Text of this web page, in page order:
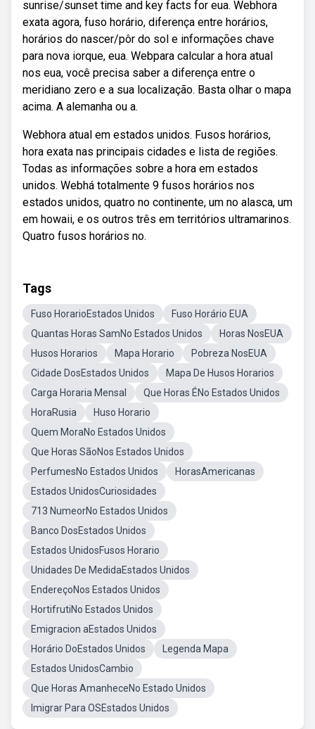
sunrise/sunset time and key facts for eua. Webhora
exata agora, fuso horário, diferença entre horários,
horários do nascer/pôr do sol e informações chave
para nova iorque, eua. Webpara calcular a hora atual
nos eua, você precisa saber a diferença entre o
meridiano zero e a sua localização. Basta olhar o mapa
acima. A alemanha ou a.
Webhora atual em estados unidos. Fusos horários,
hora exata nas principais cidades e lista de regiões.
Todas as informações sobre a hora em estados
unidos. Webhá totalmente 9 fusos horários nos
estados unidos, quatro no continente, um no alasca, um
em howaii, e os outros três em territórios ultramarinos.
Quatro fusos horários no.
Tags
Fuso HorarioEstados Unidos
Fuso Horário EUA
Quantas Horas SamNo Estados Unidos
Horas NosEUA
Husos Horarios
Mapa Horario
Pobreza NosEUA
Cidade DosEstados Unidos
Mapa De Husos Horarios
Carga Horaria Mensal
Que Horas ÉNo Estados Unidos
HoraRusia
Huso Horario
Quem MoraNo Estados Unidos
Que Horas SãoNos Estados Unidos
PerfumesNo Estados Unidos
HorasAmericanas
Estados UnidosCuriosidades
713 NumeorNo Estados Unidos
Banco DosEstados Unidos
Estados UnidosFusos Horario
Unidades De MedidaEstados Unidos
EndereçoNos Estados Unidos
HortifrutiNo Estados Unidos
Emigracion aEstados Unidos
Horário DoEstados Unidos
Legenda Mapa
Estados UnidosCambio
Que Horas AmanheceNo Estado Unidos
Imigrar Para OSEstados Unidos